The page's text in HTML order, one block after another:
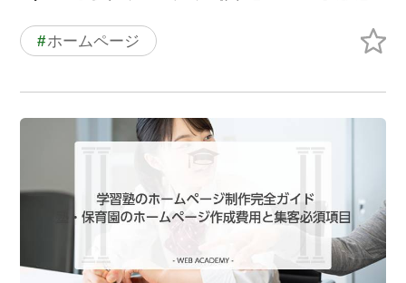
#ホームページ